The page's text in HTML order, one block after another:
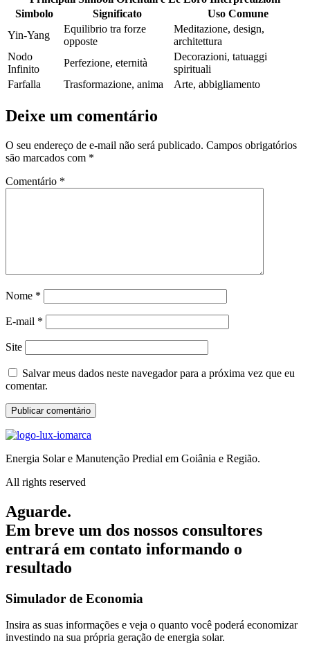
Simbolo
Significato
Uso Comune
Yin-Yang
Equilibrio tra forze
opposte
Meditazione, design,
architettura
Nodo
Infinito
Perfezione, eternità
Decorazioni, tatuaggi
spirituali
Farfalla
Trasformazione, anima Arte, abbigliamento
Deixe um comentário
O seu endereço de e-mail não será publicado. Campos obrigatórios
são marcados com *
Comentário *
Nome *
E-mail *
Site
Salvar meus dados neste navegador para a próxima vez que eu
comentar.
Energia Solar e Manutenção Predial em Goiânia e Região.
All rights reserved
Aguarde.
Em breve um dos nossos consultores
entrará em contato informando o
resultado
Simulador de Economia
Insira as suas informações e veja o quanto você poderá economizar
investindo na sua própria geração de energia solar.